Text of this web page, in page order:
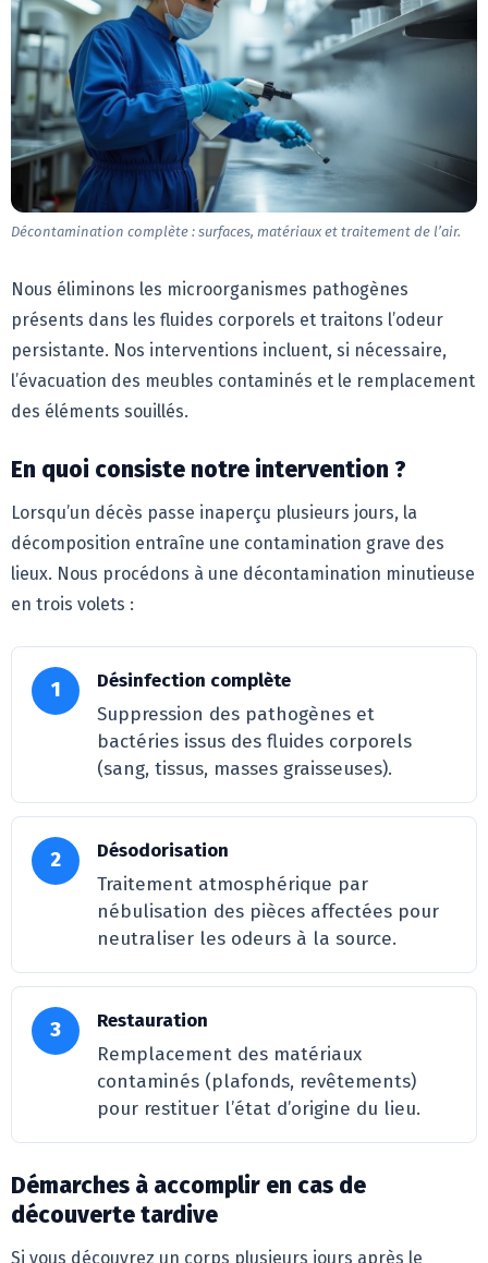
Décontamination complète : surfaces, matériaux et traitement de l’air.
Nous éliminons les microorganismes pathogènes
présents dans les fluides corporels et traitons l’odeur
persistante. Nos interventions incluent, si nécessaire,
l’évacuation des meubles contaminés et le remplacement
des éléments souillés.
En quoi consiste notre intervention ?
Lorsqu’un décès passe inaperçu plusieurs jours, la
décomposition entraîne une contamination grave des
lieux. Nous procédons à une décontamination minutieuse
en trois volets :
1
Désinfection complète
Suppression des pathogènes et
bactéries issus des fluides corporels
(sang, tissus, masses graisseuses).
2
Désodorisation
Traitement atmosphérique par
nébulisation des pièces affectées pour
neutraliser les odeurs à la source.
3
Restauration
Remplacement des matériaux
contaminés (plafonds, revêtements)
pour restituer l’état d’origine du lieu.
Démarches à accomplir en cas de
découverte tardive
Si vous découvrez un corps plusieurs jours après le